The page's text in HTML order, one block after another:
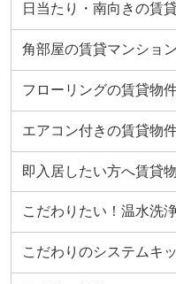
日当たり・南向きの賃
角部屋の賃貸マンショ
フローリングの賃貸物
エアコン付きの賃貸物
即入居したい方へ賃貸
こだわりたい！温水洗
こだわりのシステムキ